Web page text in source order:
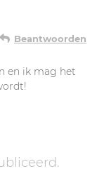
Beantwoorden
en ik mag het